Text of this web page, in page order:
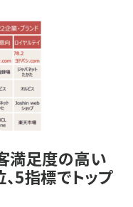
満足度の高い
5指標でトップ